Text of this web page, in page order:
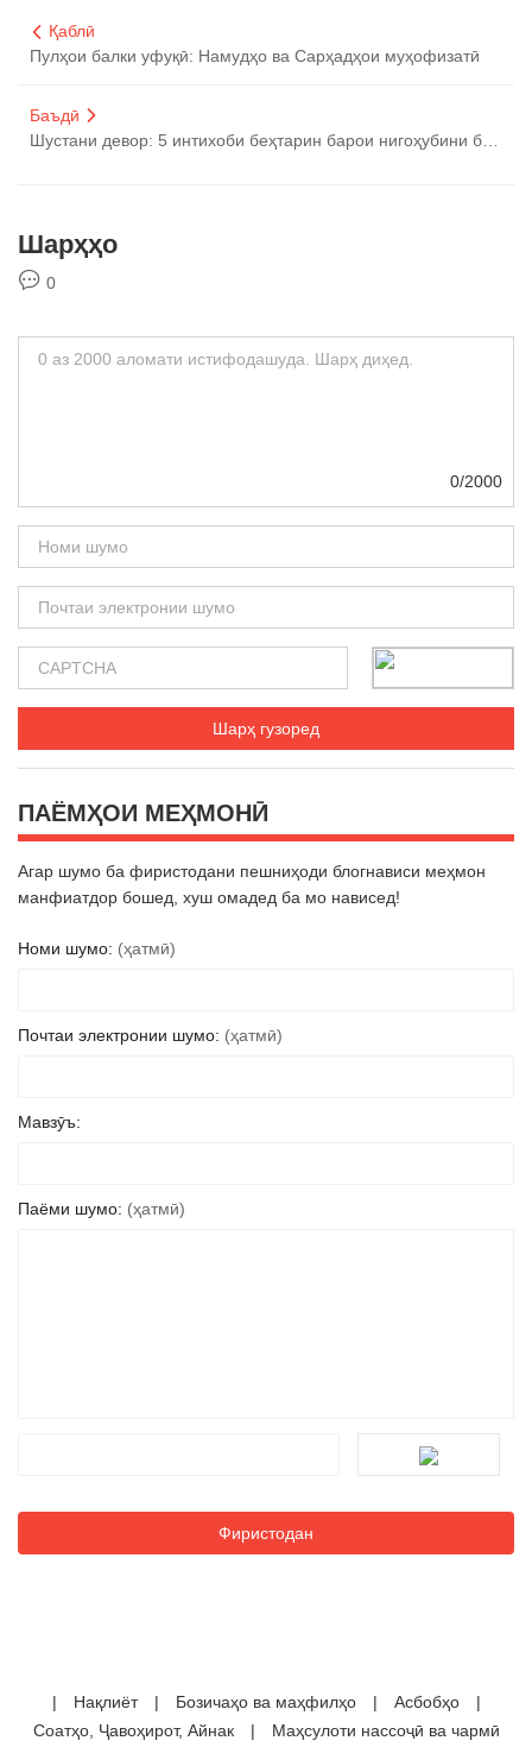
Қаблӣ
Пулҳои балки уфуқӣ: Намудҳо ва Сарҳадҳои муҳофизатӣ
Баъдӣ
Шустани девор: 5 интихоби беҳтарин барои нигоҳубини беайб
Шарҳҳо
0
0/2000
ПАЁМҲОИ МЕҲМОНӢ
Агар шумо ба фиристодани пешниҳоди блогнависи меҳмон
манфиатдор бошед, хуш омадед ба мо нависед!
Номи шумо: (ҳатмӣ)
Почтаи электронии шумо: (ҳатмӣ)
Мавзӯъ:
Паёми шумо: (ҳатмӣ)
| Нақлиёт | Бозичаҳо ва маҳфилҳо | Асбобҳо
|
Соатҳо, Ҷавоҳирот, Айнак
| Маҳсулоти нассоҷӣ ва чармӣ